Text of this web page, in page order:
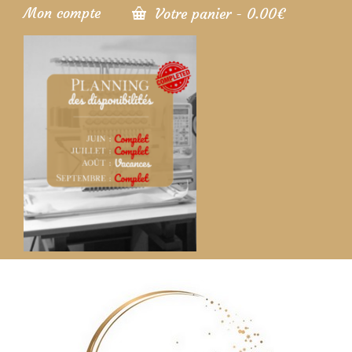
Mon compte Votre panier - 0.00€